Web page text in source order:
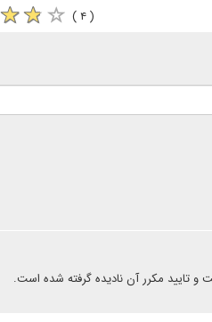
( ۴ )
تایید مکرر آن نادیده گرفته شده است.